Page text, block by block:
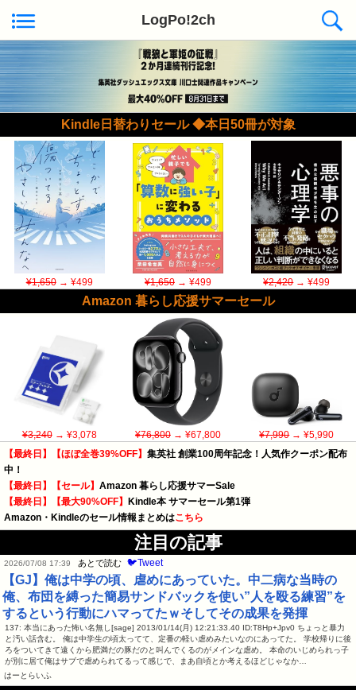
LogPo!2ch
Kindle日替わりセール ◆本日50冊が対象
¥1,650→ ¥499 ¥1,650→ ¥499 ¥2,420→ ¥499
Amazon 暮らし応援サマーセール
¥3,240→ ¥3,078 ¥76,800→ ¥67,800 ¥7,990→ ¥5,990
【最終日】【ほぼ全巻39%OFF】 集英社 創業100周年記念！人気作クーポン配布
中！
【最終日】【セール】 Amazon 暮らし応援サマーSale
【最終日】【最大90%OFF】
Kindle本 サマーセール第1弾
Amazon・Kindleのセール情報まとめはこちら
注目の記事
2026/07/08 17:39 あとで読む 🐦Tweet
【GJ】俺は中学の頃、虐めにあっていた。中二病な当時の
俺、布団を縛った簡易サンドバックを使い”人を殴る練習”を
するという行動にハマってたｗそしてその成果を発揮
137: 本当にあった怖い名無し[sage] 2013/01/14(月) 12:21:33.40 ID:T8Hp+Jpv0 ちょっと暴力
と汚い話含む。 俺は中学生の頃太ってて、定番の軽い虐めみたいなのにあってた。 学校帰りに後
ろをついてきて遠くから肥満だの豚だのと叫んでくるのがメインな虐め。 本命のいじめられっ子
が別に居て俺はサブで虐められてるって感じで、まあ自頃とか考えるほどじゃなか…
はーとらいふ